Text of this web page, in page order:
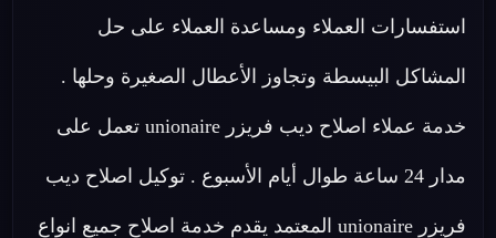
استفسارات العملاء ومساعدة العملاء على حل
المشاكل البيسطة وتجاوز الأعطال الصغيرة وحلها .
خدمة عملاء اصلاح ديب فريزر unionaire تعمل على
مدار 24 ساعة طوال أيام الأسبوع . توكيل اصلاح ديب
فريزر unionaire المعتمد يقدم خدمة اصلاح جميع انواع